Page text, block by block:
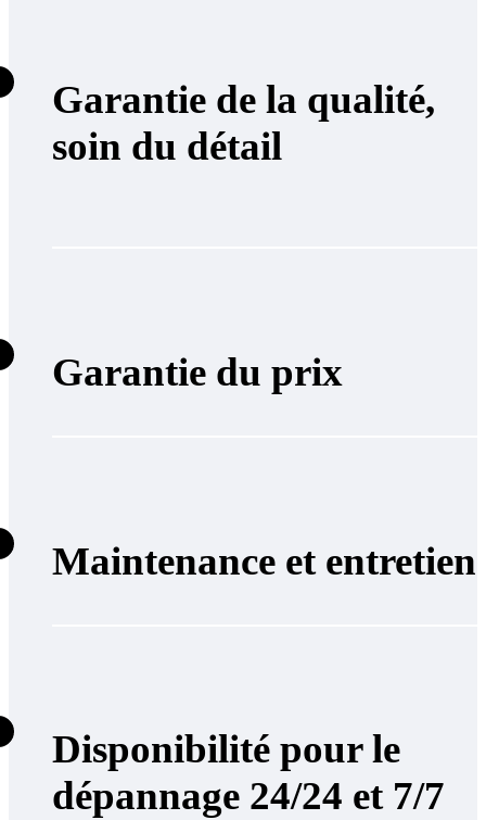
Garantie de la qualité,
soin du détail
Garantie du prix
Maintenance et entretien
Disponibilité pour le
dépannage 24/24 et 7/7